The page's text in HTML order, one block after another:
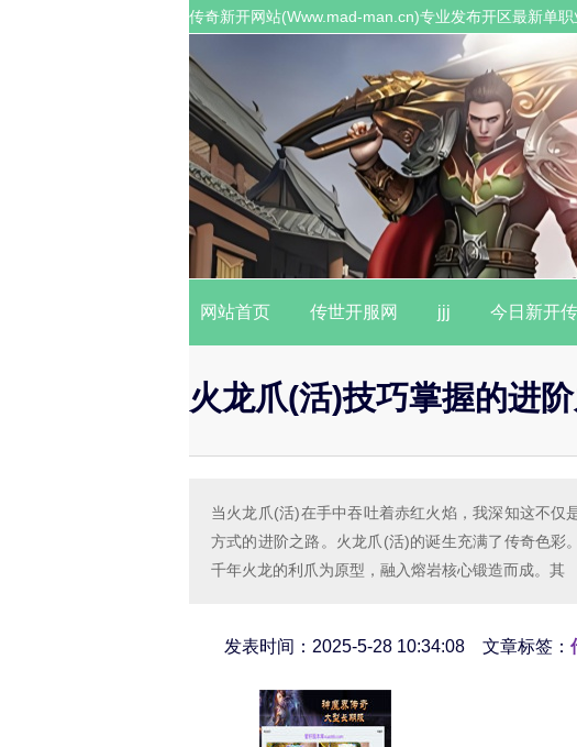
传奇新开网站(Www.mad-man.cn)专业发布开区最新单
网站首页 传世开服网 jjj 今日新开
火龙爪(活)技巧掌握的进
当火龙爪(活)在手中吞吐着赤红火焰，我深知这不
方式的进阶之路。火龙爪(活)的诞生充满了传奇色彩
千年火龙的利爪为原型，融入熔岩核心锻造而成。其
发表时间：2025-5-28 10:34:08 文章标签：